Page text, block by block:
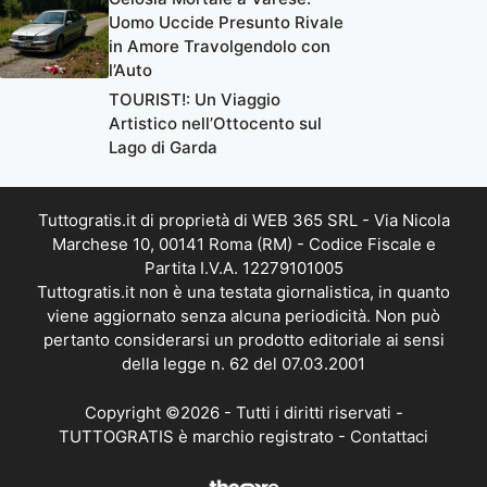
Uomo Uccide Presunto Rivale
in Amore Travolgendolo con
l’Auto
TOURIST!: Un Viaggio
Artistico nell’Ottocento sul
Lago di Garda
Tuttogratis.it di proprietà di WEB 365 SRL - Via Nicola
Marchese 10, 00141 Roma (RM) - Codice Fiscale e
Partita I.V.A. 12279101005
Tuttogratis.it non è una testata giornalistica, in quanto
viene aggiornato senza alcuna periodicità. Non può
pertanto considerarsi un prodotto editoriale ai sensi
della legge n. 62 del 07.03.2001
Copyright ©2026 - Tutti i diritti riservati -
TUTTOGRATIS è marchio registrato - Contattaci